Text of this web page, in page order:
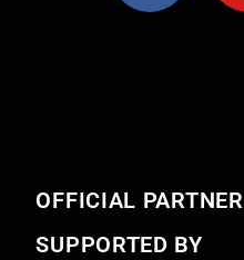
OFFICIAL PARTNER
SUPPORTED BY